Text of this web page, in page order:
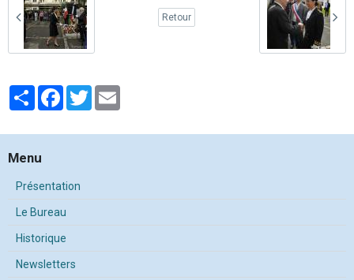
Retour
PartagerFacebook
Twitter
Menu
Présentation
Le Bureau
Historique
Newsletters